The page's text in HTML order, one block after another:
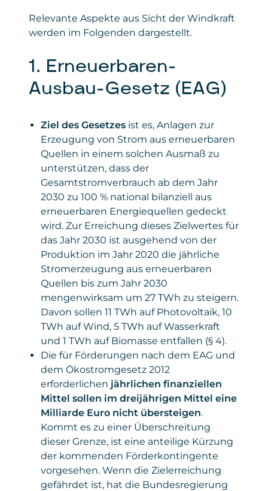
Relevante Aspekte aus Sicht der Windkraft
werden im Folgenden dargestellt.
1. Erneuerbaren-
Ausbau-Gesetz (EAG)
Ziel des Gesetzes ist es, Anlagen zur
Erzeugung von Strom aus erneuerbaren
Quellen in einem solchen Ausmaß zu
unterstützen, dass der
Gesamtstromverbrauch ab dem Jahr
2030 zu 100 % national bilanziell aus
erneuerbaren Energiequellen gedeckt
wird. Zur Erreichung dieses Zielwertes für
das Jahr 2030 ist ausgehend von der
Produktion im Jahr 2020 die jährliche
Stromerzeugung aus erneuerbaren
Quellen bis zum Jahr 2030
mengenwirksam um 27 TWh zu steigern.
Davon sollen 11 TWh auf Photovoltaik, 10
TWh auf Wind, 5 TWh auf Wasserkraft
und 1 TWh auf Biomasse entfallen (§ 4).
Die für Förderungen nach dem EAG und
dem Ökostromgesetz 2012
erforderlichen jährlichen finanziellen
Mittel sollen im dreijährigen Mittel eine
Milliarde Euro nicht übersteigen.
Kommt es zu einer Überschreitung
dieser Grenze, ist eine anteilige Kürzung
der kommenden Förderkontingente
vorgesehen. Wenn die Zielerreichung
gefährdet ist, hat die Bundesregierung